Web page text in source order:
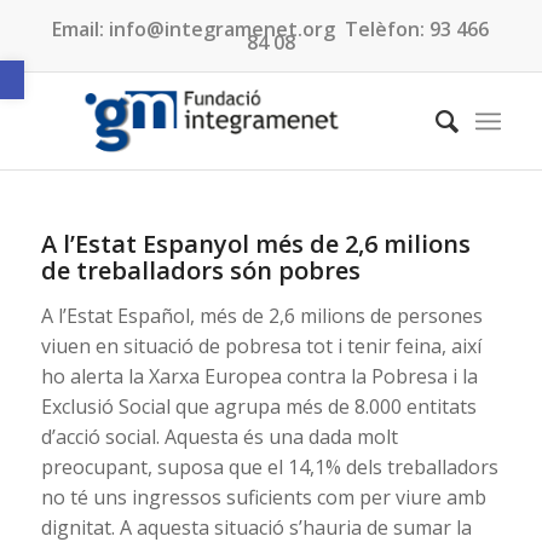
Obre la barra d'eines
Email: info@integramenet.org Telèfon: 93 466
84 08
A l’Estat Espanyol més de 2,6 milions
de treballadors són pobres
A l’Estat Español, més de 2,6 milions de persones
viuen en situació de pobresa tot i tenir feina, així
ho alerta la Xarxa Europea contra la Pobresa i la
Exclusió Social que agrupa més de 8.000 entitats
d’acció social. Aquesta és una dada molt
preocupant, suposa que el 14,1% dels treballadors
no té uns ingressos suficients com per viure amb
dignitat. A aquesta situació s’hauria de sumar la